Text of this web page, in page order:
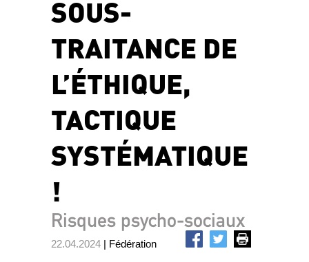
SOUS-
TRAITANCE DE
L’ÉTHIQUE,
TACTIQUE
SYSTÉMATIQUE
!
Risques psycho-sociaux
22.04.2024 | Fédération